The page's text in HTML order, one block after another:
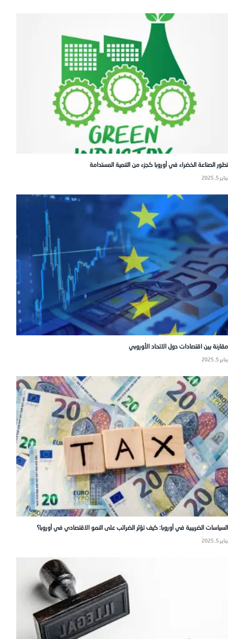
تطور الصناعة الخضراء في أوروبا كجزء من التنمية المستدامة
يناير 5, 2025
مقارنة بين اقتصادات دول الاتحاد الأوروبي
يناير 5, 2025
السياسات الضريبية في أوروبا: كيف تؤثر الضرائب على النمو الاقتصادي في أوروبا؟
يناير 5, 2025